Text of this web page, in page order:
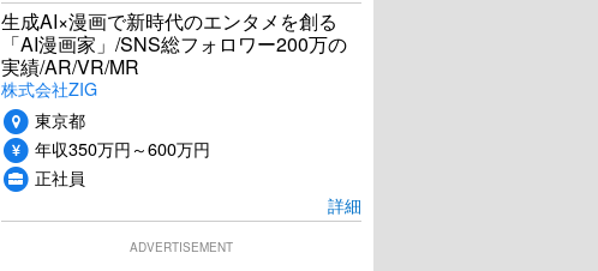
生成AI×漫画で新時代のエンタメを創る
「AI漫画家」/SNS総フォロワー200万の
実績/AR/VR/MR
株式会社ZIG
東京都
年収350万円～600万円
正社員
詳細
ADVERTISEMENT